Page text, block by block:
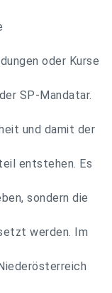
oder Kurse
SP-Mandatar.
und damit der
entstehen. Es
sondern die
werden. Im